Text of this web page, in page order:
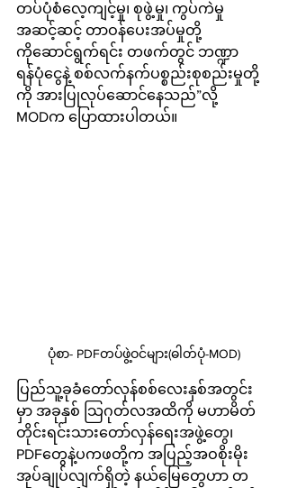
တပ်ပုံစံလေ့ကျင့်မှု၊ စုဖွဲ့မှု၊ ကွပ်ကဲမှု
အဆင့်ဆင့် တာဝန်ပေးအပ်မှုတို့
ကို‌ဆောင်ရွက်ရင်း တဖက်တွင် ဘဏ္ဍာ
ရန်ပုံငွေနဲ့ စစ်လက်နက်ပစ္စည်းစုစည်းမှုတို့
ကို အားပြုလုပ်ဆောင်နေသည်”လို့
MODက ပြောထားပါတယ်။
ပုံစာ- PDFတပ်ဖွဲ့ဝင်များ(ဓါတ်ပုံ-MOD)
ပြည်သူ့ခုခံ‌တော်လှန်စစ်လေးနှစ်အတွင်း
မှာ အခုနှစ် သြဂုတ်လအထိကို မဟာမိတ်
တိုင်းရင်းသားတော်လှန်ရေးအဖွဲ့တွေ၊
PDFတွေနဲ့ပကဖတို့က အပြည့်အဝစိုးမိုး
အုပ်ချုပ်လျက်ရှိတဲ့ နယ်မြေတွေဟာ တ